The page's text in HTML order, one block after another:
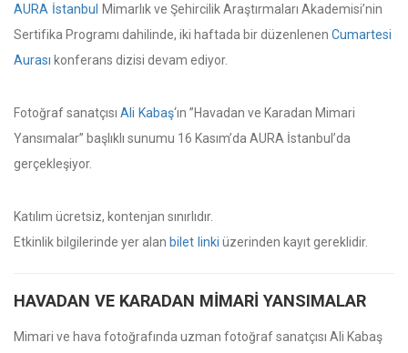
AURA İstanbul
Mimarlık ve Şehircilik Araştırmaları Akademisi’nin
Sertifika Programı dahilinde, iki haftada bir düzenlenen Cumartesi
Aurası konferans dizisi devam ediyor.
Fotoğraf sanatçısı Ali Kabaş‘ın ”Havadan ve Karadan Mimari
Yansımalar” başlıklı sunumu 16 Kasım’da AURA İstanbul’da
gerçekleşiyor.
Katılım ücretsiz, kontenjan sınırlıdır.
Etkinlik bilgilerinde yer alan bilet linki üzerinden kayıt gereklidir.
HAVADAN VE KARADAN MIMARI YANSIMALAR
Mimari ve hava fotoğrafında uzman fotoğraf sanatçısı Ali Kabaş